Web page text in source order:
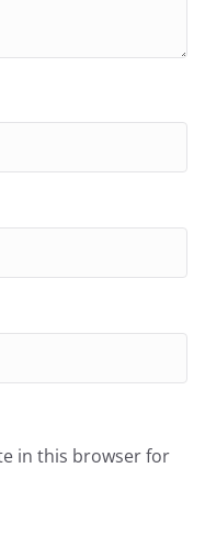
in this browser for